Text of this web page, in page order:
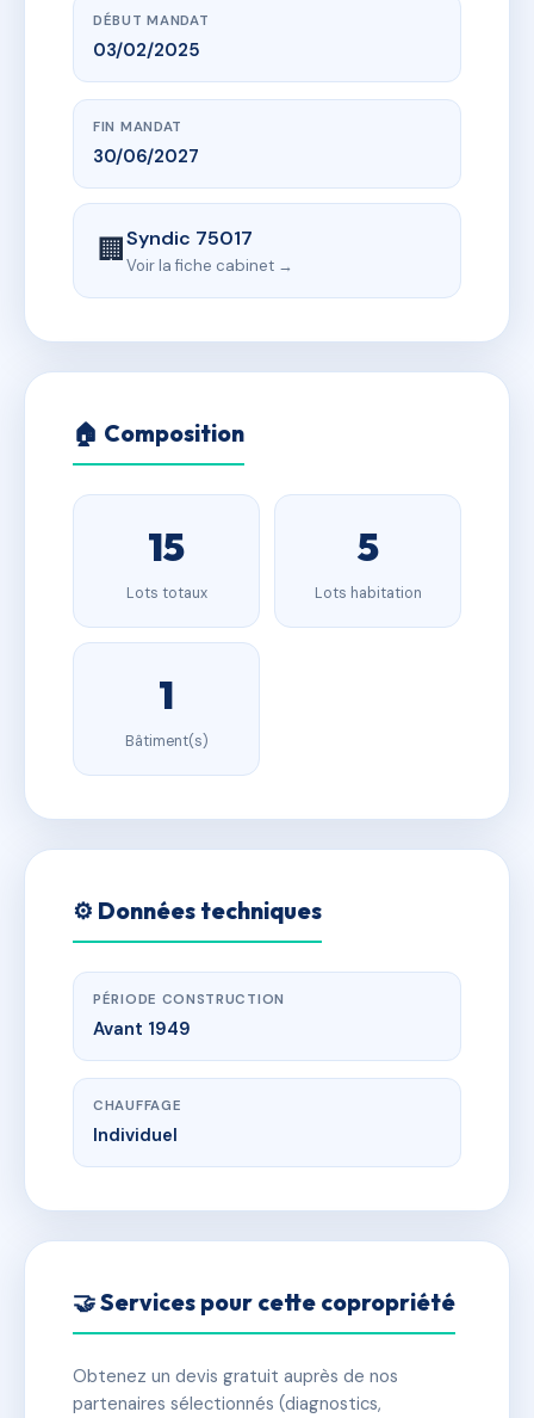
DÉBUT MANDAT
03/02/2025
FIN MANDAT
30/06/2027
🏢Syndic 75017
Voir la fiche cabinet →
🏠 Composition
15
Lots totaux
5
Lots habitation
1
Bâtiment(s)
⚙️ Données techniques
PÉRIODE CONSTRUCTION
Avant 1949
CHAUFFAGE
Individuel
🤝 Services pour cette copropriété
Obtenez un devis gratuit auprès de nos
partenaires sélectionnés (diagnostics,